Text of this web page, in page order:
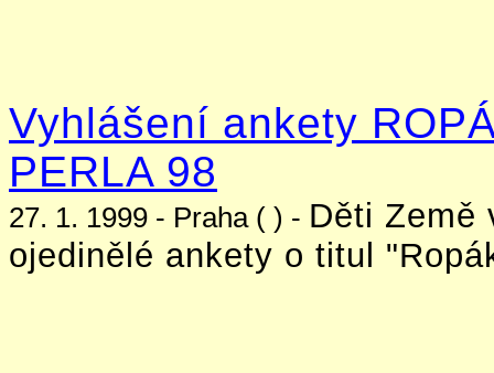
Vyhlášení ankety
PERLA 98
27. 1. 1999 - Praha ( ) - Děti Země
ojedinělé ankety o titul